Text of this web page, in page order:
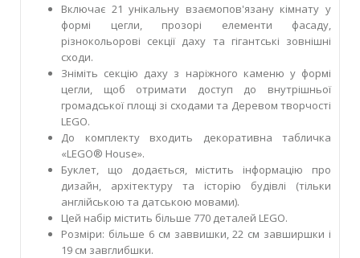
Включає 21 унікальну взаємопов'язану кімнату у
формі цегли, прозорі елементи фасаду,
різнокольорові секції даху та гігантські зовнішні
сходи.
Зніміть секцію даху з наріжного каменю у формі
цегли, щоб отримати доступ до внутрішньої
громадської площі зі сходами та Деревом творчості
LEGO.
До комплекту входить декоративна табличка
«LEGO® House».
Буклет, що додається, містить інформацію про
дизайн, архітектуру та історію будівлі (тільки
англійською та датською мовами).
Цей набір містить більше 770 деталей LEGO.
Розміри: більше 6 см заввишки, 22 см завширшки і
19 см завглибшки.